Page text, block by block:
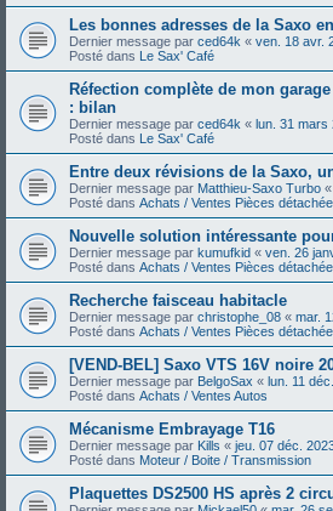
Les bonnes adresses de la Saxo
Dernier message par ced64k « ven. 18 avr.
Posté dans Le Sax' Café
Réfection complète de mon
: bilan
Dernier message par ced64k « lun. 31 mars
Posté dans Le Sax' Café
Entre deux révisions de la Saxo,
Dernier message par Matthieu-Saxo Turbo «
Posté dans Achats / Ventes Pièces
Nouvelle solution intéressante
Dernier message par kumufkid « ven. 26
Posté dans Achats / Ventes Pièces
Recherche faisceau habitacle
Dernier message par christophe_08 « mar.
Posté dans Achats / Ventes Pièces
[VEND-BEL] Saxo VTS 16V noire
Dernier message par BelgoSax « lun. 11
Posté dans Achats / Ventes Autos
Mécanisme Embrayage T16
Dernier message par Kills « jeu. 07 déc.
Posté dans Moteur / Boite / Transmission
Plaquettes DS2500 HS après 2